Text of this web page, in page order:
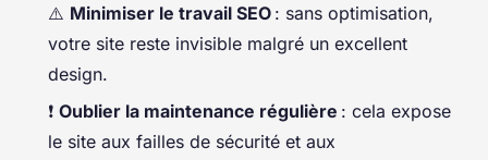
⚠️ Minimiser le travail SEO : sans optimisation,
votre site reste invisible malgré un excellent
design.
❗ Oublier la maintenance régulière : cela expose
le site aux failles de sécurité et aux